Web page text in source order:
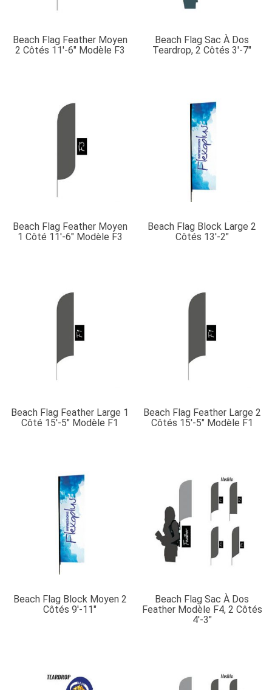
Beach Flag Feather Moyen
2 Côtés 11′-6″ Modèle F3
Beach Flag Sac À Dos
Teardrop, 2 Côtés 3′-7″
Beach Flag Feather Moyen
1 Côté 11′-6″ Modèle F3
Beach Flag Block Large 2
Côtés 13′-2″
Beach Flag Feather Large 1
Côté 15′-5″ Modèle F1
Beach Flag Feather Large 2
Côtés 15′-5″ Modèle F1
Beach Flag Block Moyen 2
Côtés 9′-11″
Beach Flag Sac À Dos
Feather Modèle F4, 2 Côtés
4′-3″